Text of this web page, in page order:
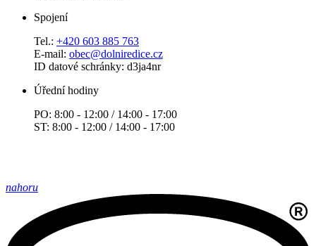
Spojení
Tel.: +420 603 885 763
E-mail: obec@dolniredice.cz
ID datové schránky: d3ja4nr
Úřední hodiny
PO: 8:00 - 12:00 / 14:00 - 17:00
ST: 8:00 - 12:00 / 14:00 - 17:00
nahoru